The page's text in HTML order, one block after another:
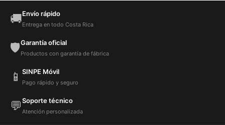
🚚Envío rápido
Entrega en todo Costa Rica
🛡️Garantía oficial
Productos con garantía de fábrica
📱 SINPE Móvil
Pago rápido y seguro
💬Soporte técnico
Atención personalizada